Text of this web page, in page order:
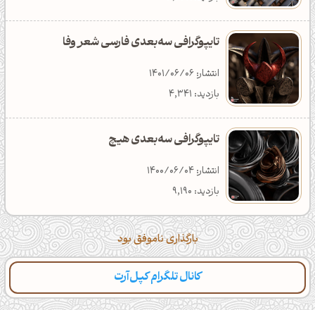
تایپوگرافی سه‌بعدی فارسی شعر وفا
انتشار: 1401/06/06
بازدید: 4,341
تایپوگرافی سه‌بعدی هیچ
انتشار: 1400/06/04
بازدید: 9,190
بارگذاری ناموفق بود
کانال تلگرام کپل‌آرت
دسته‌بندی مطالب تازه تایپوگرافی پالت‌ها